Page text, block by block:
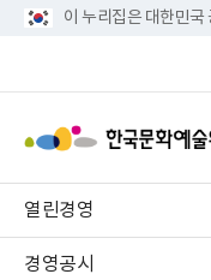
이 누리집은 대한민국
열린경영
경영공시